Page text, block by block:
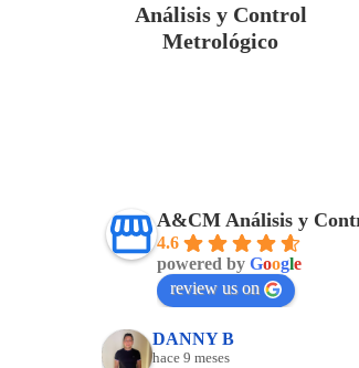
Análisis y Control
Metrológico
A&CM Análisis y
4.6
powered by Google
review us on
DANNY B
hace 9 meses